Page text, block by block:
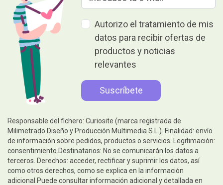
Autorizo el tratamiento de mis
datos para recibir ofertas de
productos y noticias
relevantes
Responsable del fichero: Curiosite (marca registrada de
Milimetrado Diseño y Producción Multimedia S.L.). Finalidad: envío
de información sobre pedidos, productos o servicios. Legitimación:
consentimiento.Destinatarios: No se comunicarán los datos a
terceros. Derechos: acceder, rectificar y suprimir los datos, así
como otros derechos, como se explica en la información
adicional.Puede consultar información adicional y detallada en